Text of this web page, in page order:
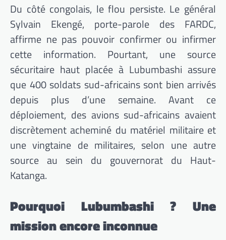
Du côté congolais, le flou persiste. Le général
Sylvain Ekengé, porte-parole des FARDC,
affirme ne pas pouvoir confirmer ou infirmer
cette information. Pourtant, une source
sécuritaire haut placée à Lubumbashi assure
que 400 soldats sud-africains sont bien arrivés
depuis plus d’une semaine. Avant ce
déploiement, des avions sud-africains avaient
discrètement acheminé du matériel militaire et
une vingtaine de militaires, selon une autre
source au sein du gouvernorat du Haut-
Katanga.
Pourquoi Lubumbashi ? Une
mission encore inconnue